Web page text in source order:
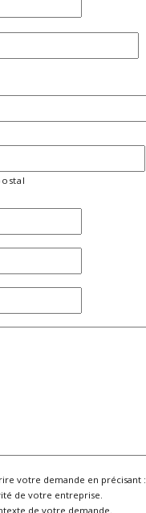
votre demande en précisant :
de votre entreprise.
de votre demande.